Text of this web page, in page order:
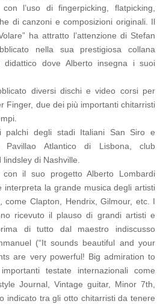
l’uso di fingerpicking, flatpicking,
di canzoni e composizioni originali. Il
ha attratto l’attenzione di Stefan
nella sua prestigiosa collana
didattico dove Alberto insegna i suoi
diversi dischi e video corsi per
Finger, due dei più importanti chitarristi
palchi degli stadi Italiani San Siro e
Pavillao Atlantico di Lisbona, club
di Nashville.
il suo progetto Alberto Lombardi
interpreta la grande musica degli artisti
come Clapton, Hendrix, Gilmour, etc. I
ricevuto il plauso di grandi artisti e
di tutto dal maestro indiscusso
(“It sounds beautiful and your
are very powerful! Big admiration to
testate internazionali come
Journal, Vintage guitar, Minor 7th,
indicato tra gli otto chitarristi da tenere